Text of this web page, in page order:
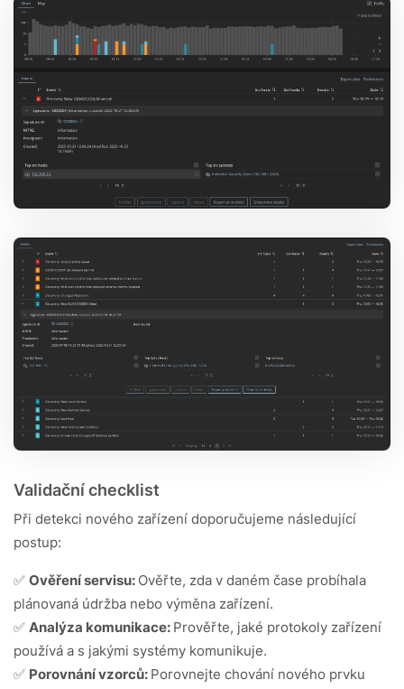
Validační checklist
Při detekci nového zařízení doporučujeme následující
postup:
✅ Ověření servisu: Ověřte, zda v daném čase probíhala
plánovaná údržba nebo výměna zařízení.
✅ Analýza komunikace: Prověřte, jaké protokoly zařízení
používá a s jakými systémy komunikuje.
✅ Porovnání vzorců: Porovnejte chování nového prvku